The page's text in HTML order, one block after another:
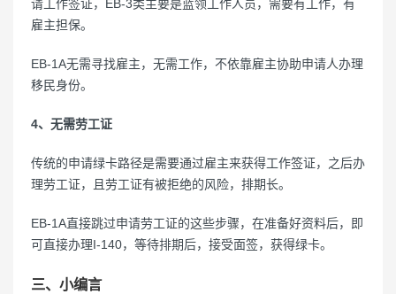
请工作签证，EB-3类主要是蓝领工作人员，需要有工作，有
雇主担保。
EB-1A无需寻找雇主，无需工作，不依靠雇主协助申请人办理
移民身份。
4、无需劳工证
传统的申请绿卡路径是需要通过雇主来获得工作签证，之后办
理劳工证，且劳工证有被拒绝的风险，排期长。
EB-1A直接跳过申请劳工证的这些步骤，在准备好资料后，即
可直接办理I-140，等待排期后，接受面签，获得绿卡。
三、小编言